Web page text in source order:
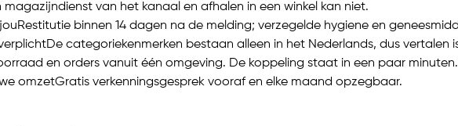
magazijndienst van het kanaal en afhalen in een winkel kan niet.
Restitutie binnen 14 dagen na de melding; verzegelde hygiene en
De categoriekenmerken bestaan alleen in het Nederlands, dus vertalen
en orders vanuit één omgeving. De koppeling staat in een paar minuten.
omzetGratis verkenningsgesprek vooraf en elke maand opzegbaar.